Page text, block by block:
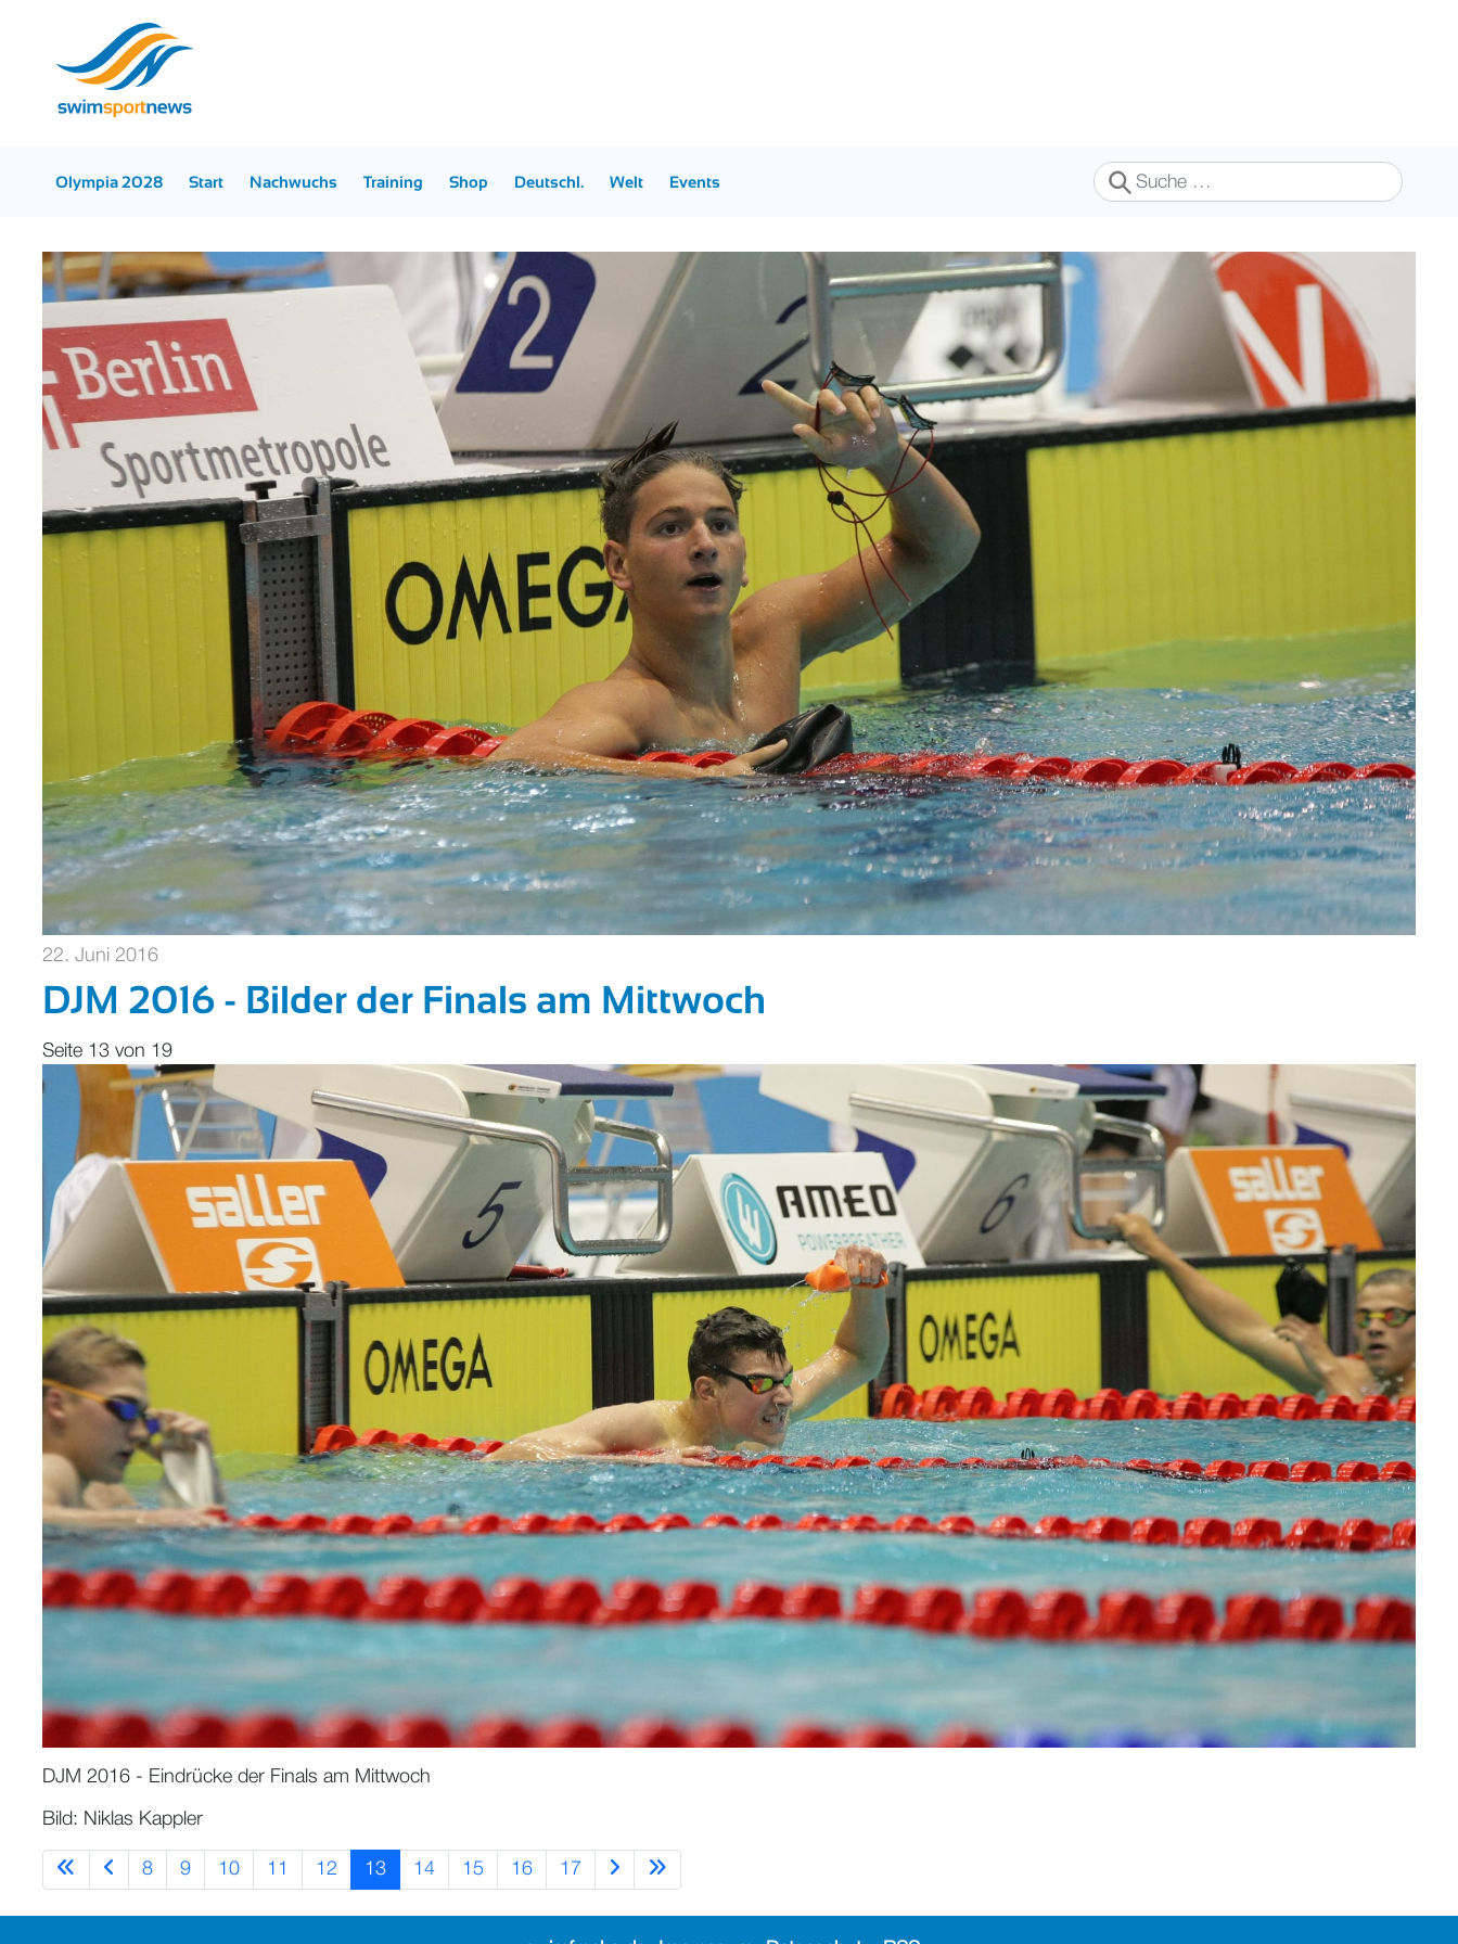
Olympia 2028 Start Nachwuchs Training Shop Deutschl. Welt Events
Suchen
22. Juni 2016
DJM 2016 - Bilder der Finals am Mittwoch
Seite 13 von 19
DJM 2016 - Eindrücke der Finals am Mittwoch
Bild: Niklas Kappler
8 9 10 11 12 13 14 15 16 17